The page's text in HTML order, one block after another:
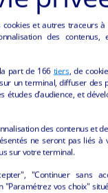
cookies et autres traceurs à
des contenus,
part de 166 tiers, de
un terminal, diffuser des
d’audience, et
des contenus et
ne seront pas liés à
sur votre terminal.
"Continuer sans
vos choix"